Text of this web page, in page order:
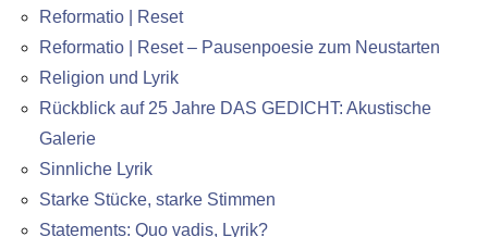
Reformatio | Reset
Reformatio | Reset – Pausenpoesie zum Neustarten
Religion und Lyrik
Rückblick auf 25 Jahre DAS GEDICHT: Akustische
Galerie
Sinnliche Lyrik
Starke Stücke, starke Stimmen
Statements: Quo vadis, Lyrik?